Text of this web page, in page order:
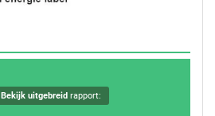
Bekijk uitgebreidrapport: